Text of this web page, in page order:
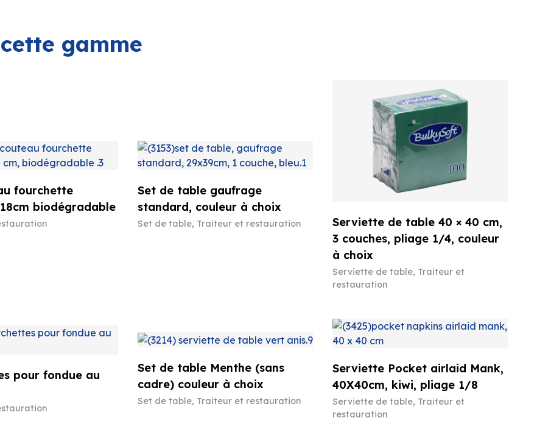
gamme
fourchette
biodégradable
Set de table gaufrage
standard, couleur à choix
Set de table, Traiteur et restauration
Serviette de table 40 × 40 cm,
3 couches, pliage 1/4, couleur
à choix
Serviette de table, Traiteur et
restauration
pour fondue au
Set de table Menthe (sans
cadre) couleur à choix
Set de table, Traiteur et restauration
Serviette Pocket airlaid Mank,
40X40cm, kiwi, pliage 1/8
Serviette de table, Traiteur et
restauration